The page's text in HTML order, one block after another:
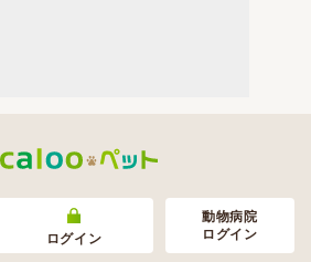
ログイン
動物病院
ログイン